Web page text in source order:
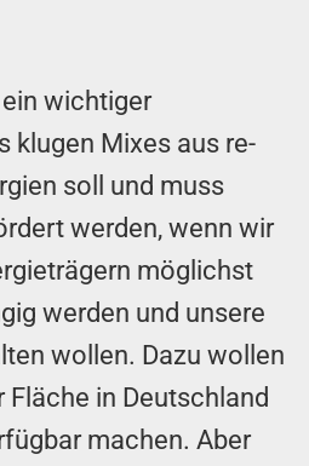
wichtiger
klugen Mixes aus re­
soll und muss
werden, wenn wir
möglichst
werden und unsere
wollen. Dazu wollen
Fläche in Deutschland
machen. Aber